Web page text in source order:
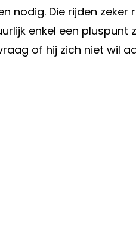
nodig. Die rijden zeker
enkel een pluspunt
of hij zich niet wil